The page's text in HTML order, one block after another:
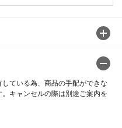
ている為、商品の手配ができな
キャンセルの際は別途ご案内を